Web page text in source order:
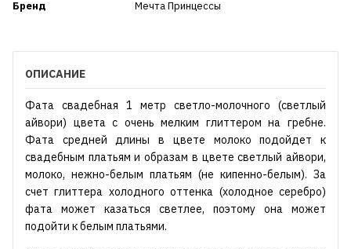
Бренд
Мечта Принцессы
ОПИСАНИЕ
Фата свадебная 1 метр светло-молочного (светлый
айвори) цвета с очень мелким глиттером на гребне.
Фата средней длины в цвете молоко подойдет к
свадебным платьям и образам в цвете светлый айвори,
молоко, нежно-белым платьям (не кипенно-белым). За
счет глиттера холодного оттенка (холодное серебро)
фата может казаться светлее, поэтому она может
подойти к белым платьями.